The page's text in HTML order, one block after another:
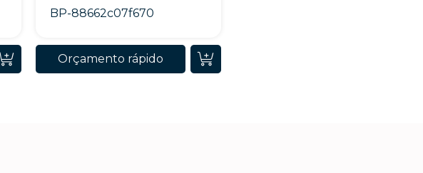
BP-88662c07f670
Orçamento rápido